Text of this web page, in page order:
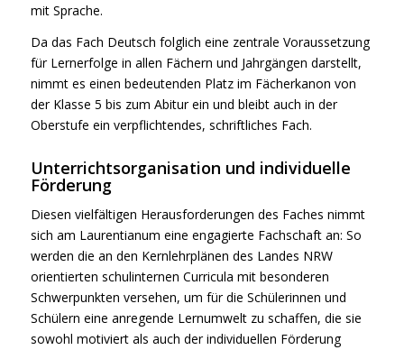
mit Sprache.
Da das Fach Deutsch folglich eine zentrale Voraussetzung
für Lernerfolge in allen Fächern und Jahrgängen darstellt,
nimmt es einen bedeutenden Platz im Fächerkanon von
der Klasse 5 bis zum Abitur ein und bleibt auch in der
Oberstufe ein verpflichtendes, schriftliches Fach.
Unterrichtsorganisation und individuelle
Förderung
Diesen vielfältigen Herausforderungen des Faches nimmt
sich am Laurentianum eine engagierte Fachschaft an: So
werden die an den Kernlehrplänen des Landes NRW
orientierten schulinternen Curricula mit besonderen
Schwerpunkten versehen, um für die Schülerinnen und
Schülern eine anregende Lernumwelt zu schaffen, die sie
sowohl motiviert als auch der individuellen Förderung